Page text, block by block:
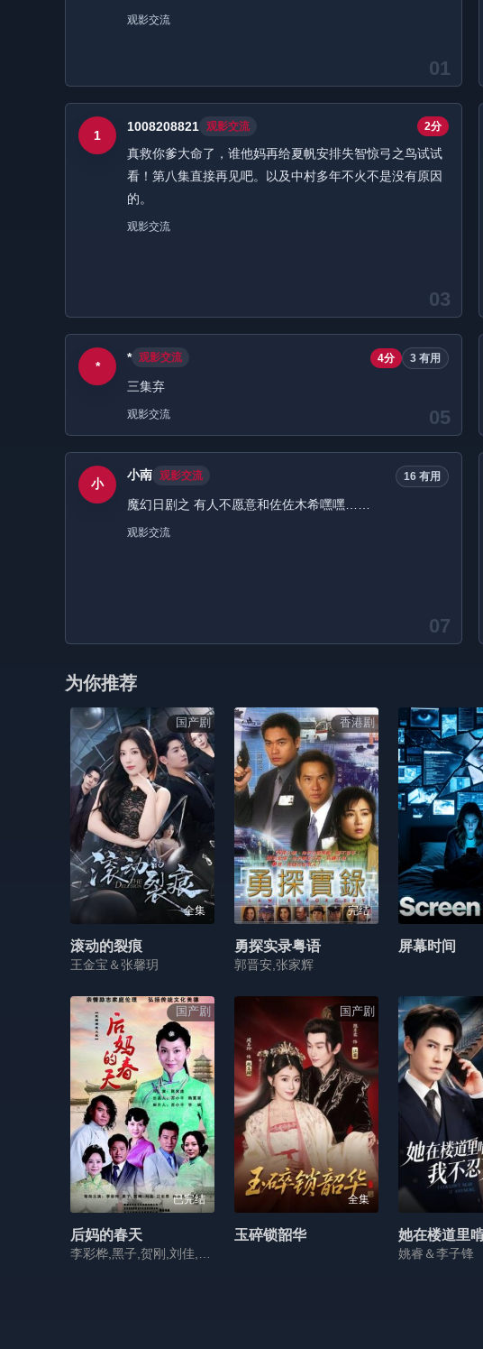
01
观影交流
03
1
1008208821 观影交流 2分
真救你爹大命了，谁他妈再给夏帆安排失智惊弓之鸟试试
看！第八集直接再见吧。以及中村多年不火不是没有原因
的。
观影交流
05
*
* 观影交流 4分 3 有用
三集弃
观影交流
07
小
小南 观影交流 16 有用
魔幻日剧之 有人不愿意和佐佐木希嘿嘿……
观影交流
为你推荐
国产剧
全集
滚动的裂痕
王金宝＆张馨玥
香港剧
完结
勇探实录粤语
郭晋安,张家辉
屏幕时间
国产剧
已完结
后妈的春天
国产剧
全集
玉碎锁韶华
姚睿＆李子锋